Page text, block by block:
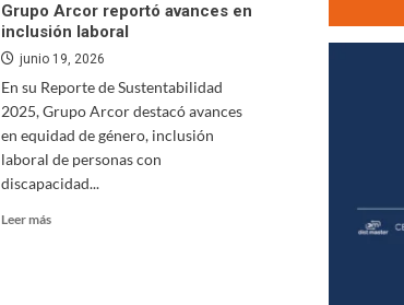
Grupo Arcor reportó avances en
inclusión laboral
junio 19, 2026
En su Reporte de Sustentabilidad
2025, Grupo Arcor destacó avances
en equidad de género, inclusión
laboral de personas con
discapacidad...
Leer más